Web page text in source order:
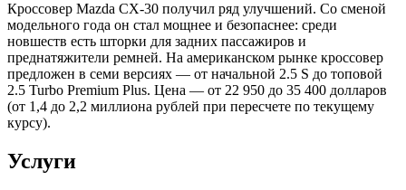
Кроссовер Mazda CX-30 получил ряд улучшений. Со сменой
модельного года он стал мощнее и безопаснее: среди
новшеств есть шторки для задних пассажиров и
преднатяжители ремней. На американском рынке кроссовер
предложен в семи версиях — от начальной 2.5 S до топовой
2.5 Turbo Premium Plus. Цена — от 22 950 до 35 400 долларов
(от 1,4 до 2,2 миллиона рублей при пересчете по текущему
курсу).
Услуги